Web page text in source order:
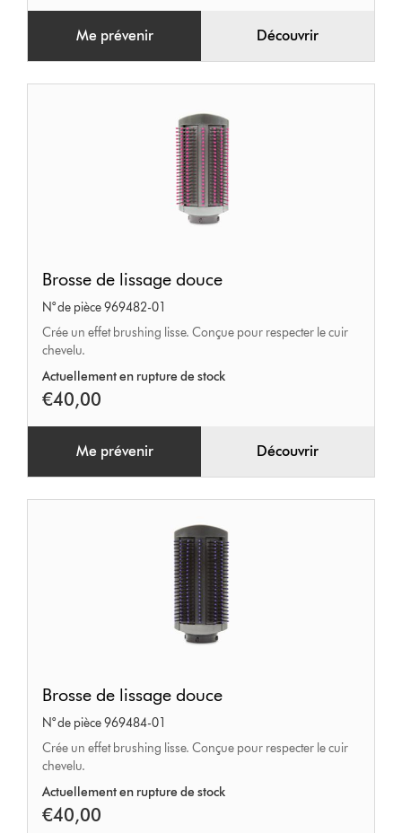
Me prévenir Découvrir
de
lissage
douce
Brosse de lissage douce
N° de pièce 969482-01
Crée un effet brushing lisse. Conçue pour respecter le cuir
chevelu.
Actuellement en rupture de stock
€40,00
Me prévenir Découvrir
de
lissage
douce
Brosse de lissage douce
N° de pièce 969484-01
Crée un effet brushing lisse. Conçue pour respecter le cuir
chevelu.
Actuellement en rupture de stock
€40,00